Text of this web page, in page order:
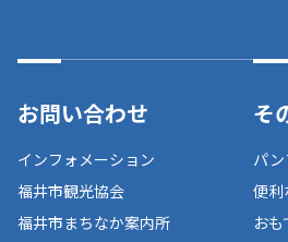
お問い合わせ
インフォメーション
福井市観光協会
福井市まちなか案内所
そ
パ
便利
お